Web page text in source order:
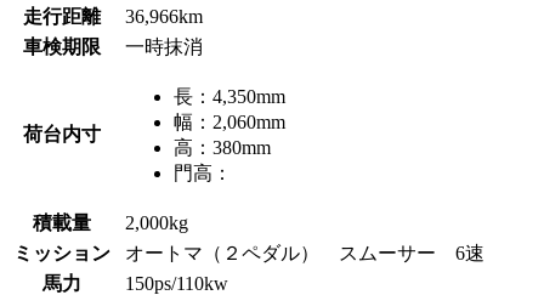
走行距離
36,966km
車検期限
一時抹消
荷台内寸
長： 4,350mm
幅： 2,060mm
高： 380mm
門高：
積載量
2,000kg
ミッション
オートマ（２ペダル） スムーサー 6速
馬力
150ps/110kw